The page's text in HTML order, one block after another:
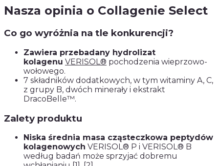
Nasza opinia o Collagenie Select
Co go wyróżnia na tle konkurencji?
Zawiera przebadany hydrolizat
kolagenu VERISOL® pochodzenia wieprzowo-
wołowego.
7 składników dodatkowych, w tym witaminy A, C,
z grupy B, dwóch minerały i ekstrakt
DracoBelle™.
Zalety produktu
Niska średnia masa cząsteczkowa peptydów
kolagenowych VERISOL® P i VERISOL® B
według badań może sprzyjać dobremu